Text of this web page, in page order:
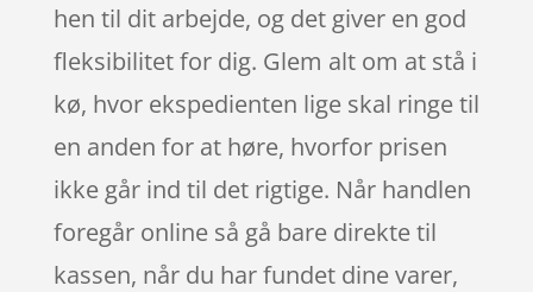
hen til dit arbejde, og det giver en god
fleksibilitet for dig. Glem alt om at stå i
kø, hvor ekspedienten lige skal ringe til
en anden for at høre, hvorfor prisen
ikke går ind til det rigtige. Når handlen
foregår online så gå bare direkte til
kassen, når du har fundet dine varer,